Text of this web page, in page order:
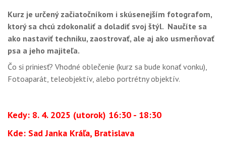
OBCHOD
Kurz je určený začiatočníkom i skúsenejším fotografom,
ktorý sa chcú zdokonaliť a doladiť svoj štýl. Naučíte sa
ako nastaviť techniku, zaostrovať, ale aj ako usmerňovať
psa a jeho majiteľa.
Čo si priniesť? Vhodné oblečenie (kurz sa bude konať vonku),
Fotoaparát, teleobjektív, alebo portrétny objektív.
Kedy: 8. 4. 2025 (utorok) 16:30 - 18:30
Kde: Sad Janka Kráľa, Bratislava